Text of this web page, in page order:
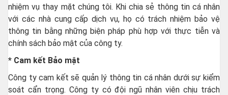
nhiệm vụ thay mặt chúng tôi. Khi chia sẻ thông tin cá nhân
với các nhà cung cấp dịch vụ, họ có trách nhiệm bảo vệ
thông tin bằng những biện pháp phù hợp với thực tiễn và
chính sách bảo mật của công ty.
* Cam kết Bảo mật
Công ty cam kết sẽ quản lý thông tin cá nhân dưới sự kiểm
soát cẩn trọng. Công ty có đội ngũ nhân viên chịu trách